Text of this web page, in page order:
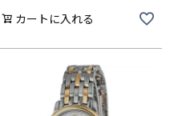
カートに入れる